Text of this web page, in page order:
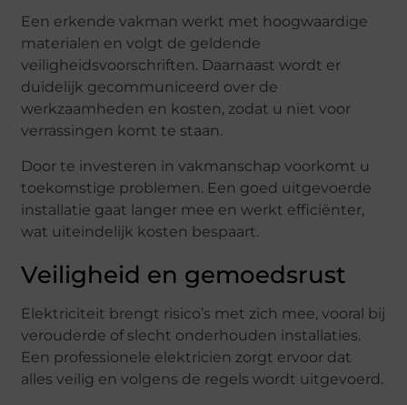
Een erkende vakman werkt met hoogwaardige
materialen en volgt de geldende
veiligheidsvoorschriften. Daarnaast wordt er
duidelijk gecommuniceerd over de
werkzaamheden en kosten, zodat u niet voor
verrassingen komt te staan.
Door te investeren in vakmanschap voorkomt u
toekomstige problemen. Een goed uitgevoerde
installatie gaat langer mee en werkt efficiënter,
wat uiteindelijk kosten bespaart.
Veiligheid en gemoedsrust
Elektriciteit brengt risico’s met zich mee, vooral bij
verouderde of slecht onderhouden installaties.
Een professionele elektricien zorgt ervoor dat
alles veilig en volgens de regels wordt uitgevoerd.